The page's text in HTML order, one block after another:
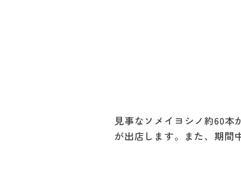
見事なソメイヨシノ約60
が出店します。また、期間